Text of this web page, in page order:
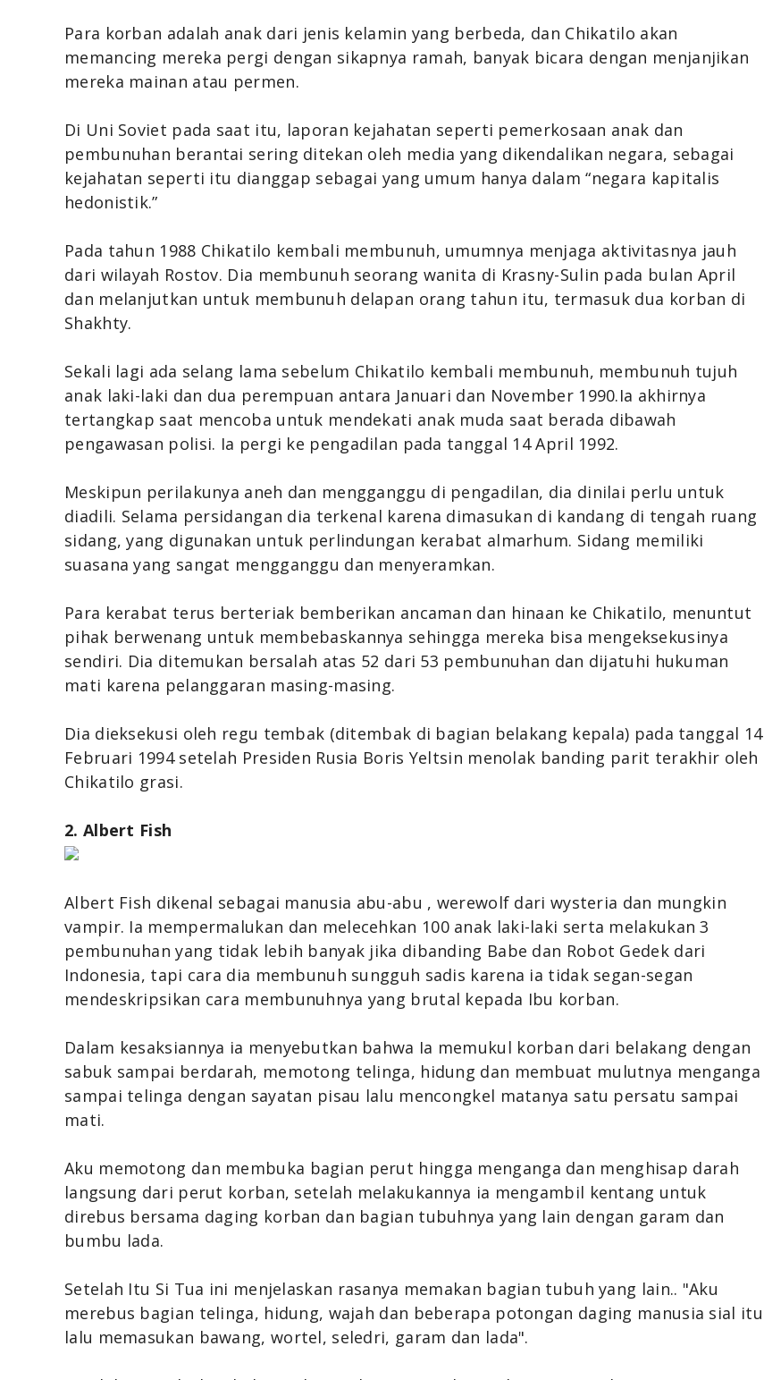
Para korban adalah anak dari jenis kelamin yang berbeda, dan Chikatilo akan
memancing mereka pergi dengan sikapnya ramah, banyak bicara dengan menjanjikan
mereka mainan atau permen.
Di Uni Soviet pada saat itu, laporan kejahatan seperti pemerkosaan anak dan
pembunuhan berantai sering ditekan oleh media yang dikendalikan negara, sebagai
kejahatan seperti itu dianggap sebagai yang umum hanya dalam “negara kapitalis
hedonistik.”
Pada tahun 1988 Chikatilo kembali membunuh, umumnya menjaga aktivitasnya jauh
dari wilayah Rostov. Dia membunuh seorang wanita di Krasny-Sulin pada bulan April
dan melanjutkan untuk membunuh delapan orang tahun itu, termasuk dua korban di
Shakhty.
Sekali lagi ada selang lama sebelum Chikatilo kembali membunuh, membunuh tujuh
anak laki-laki dan dua perempuan antara Januari dan November 1990.Ia akhirnya
tertangkap saat mencoba untuk mendekati anak muda saat berada dibawah
pengawasan polisi. Ia pergi ke pengadilan pada tanggal 14 April 1992.
Meskipun perilakunya aneh dan mengganggu di pengadilan, dia dinilai perlu untuk
diadili. Selama persidangan dia terkenal karena dimasukan di kandang di tengah ruang
sidang, yang digunakan untuk perlindungan kerabat almarhum. Sidang memiliki
suasana yang sangat mengganggu dan menyeramkan.
Para kerabat terus berteriak bemberikan ancaman dan hinaan ke Chikatilo, menuntut
pihak berwenang untuk membebaskannya sehingga mereka bisa mengeksekusinya
sendiri. Dia ditemukan bersalah atas 52 dari 53 pembunuhan dan dijatuhi hukuman
mati karena pelanggaran masing-masing.
Dia dieksekusi oleh regu tembak (ditembak di bagian belakang kepala) pada tanggal 14
Februari 1994 setelah Presiden Rusia Boris Yeltsin menolak banding parit terakhir oleh
Chikatilo grasi.
2. Albert Fish
Albert Fish dikenal sebagai manusia abu-abu , werewolf dari wysteria dan mungkin
vampir. Ia mempermalukan dan melecehkan 100 anak laki-laki serta melakukan 3
pembunuhan yang tidak lebih banyak jika dibanding Babe dan Robot Gedek dari
Indonesia, tapi cara dia membunuh sungguh sadis karena ia tidak segan-segan
mendeskripsikan cara membunuhnya yang brutal kepada Ibu korban.
Dalam kesaksiannya ia menyebutkan bahwa Ia memukul korban dari belakang dengan
sabuk sampai berdarah, memotong telinga, hidung dan membuat mulutnya menganga
sampai telinga dengan sayatan pisau lalu mencongkel matanya satu persatu sampai
mati.
Aku memotong dan membuka bagian perut hingga menganga dan menghisap darah
langsung dari perut korban, setelah melakukannya ia mengambil kentang untuk
direbus bersama daging korban dan bagian tubuhnya yang lain dengan garam dan
bumbu lada.
Setelah Itu Si Tua ini menjelaskan rasanya memakan bagian tubuh yang lain.. "Aku
merebus bagian telinga, hidung, wajah dan beberapa potongan daging manusia sial itu
lalu memasukan bawang, wortel, seledri, garam dan lada".